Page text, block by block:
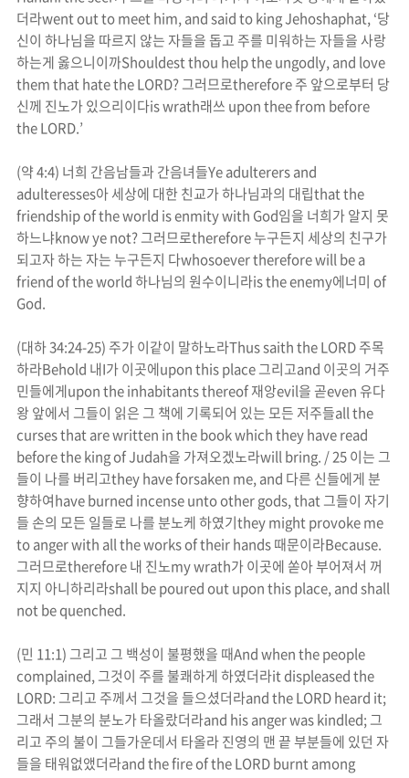
더라went out to meet him, and said to king Jehoshaphat, ‘당
신이 하나님을 따르지 않는 자들을 돕고 주를 미워하는 자들을 사랑
하는게 옳으니이까Shouldest thou help the ungodly, and love
them that hate the LORD?그러므로therefore주 앞으로부터 당
신께 진노가 있으리이다iswrath래쓰 upon thee from before
the LORD.’
(약4:4) 너희 간음남들과 간음녀들Ye adulterers and
adulteresses아 세상에 대한 친교가 하나님과의 대립that the
friendship of the world is enmity with God임을 너희가알지 못
하느냐know ye not?그러므로therefore누구든지 세상의 친구가
되고자 하는 자는 누구든지 다whosoever therefore will be a
friend of the world하나님의 원수이니라is the enemy에너미 of
God.
(대하34:24-25) 주가 이같이 말하노라Thus saith the LORD주목
하라Behold 내I가 이곳에upon this place그리고and 이곳의 거주
민들에게upon the inhabitants thereof재앙evil을 곧even 유다
왕 앞에서 그들이 읽은 그 책에 기록되어 있는 모든 저주들all the
curses that are written in the book which they have read
before the king of Judah을 가져오겠노라will bring. / 25이는 그
들이 나를 버리고they have forsaken me, and 다른 신들에게 분
향하여have burned incense unto other gods, that그들이 자기
들 손의 모든 일들로 나를분노케 하였기they might provoke me
toangerwith all the works of their hands때문이라Because.
그러므로therefore내 진노mywrath가 이곳에 쏟아 부어져서 꺼
지지 아니하리라shall be poured out upon this place, and shall
not be quenched.
(민 11:1) 그리고 그 백성이 불평했을 때And when the people
complained, 그것이 주를 불쾌하게 하였더라it displeased the
LORD: 그리고 주께서 그것을 들으셨더라and the LORD heard it;
그래서 그분의 분노가 타올랐더라and hisangerwas kindled; 그
리고 주의 불이 그들가운데서 타올라 진영의 맨 끝 부분들에 있던 자
들을 태워없앴더라and the fire of the LORD burnt among